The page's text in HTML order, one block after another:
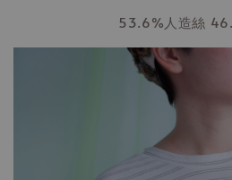
53.6%人造絲